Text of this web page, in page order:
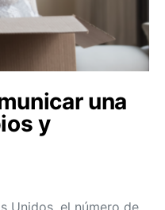
una
y
Unidos, el número de